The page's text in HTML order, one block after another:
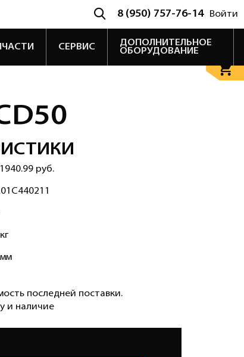
8 (950) 757-76-14 Войти
СЕРВИС
ДОПОЛНИТЕЛЬНОЕ
ОБОРУДОВАНИЕ
руб.
последней поставки.
и наличие